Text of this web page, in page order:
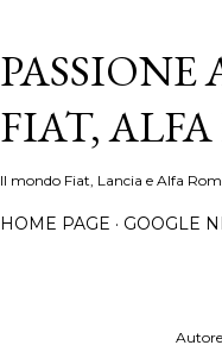
FIAT,
Il mondo Fiat, Lancia e Alfa
HOME PAGE GOOGLE
Autore